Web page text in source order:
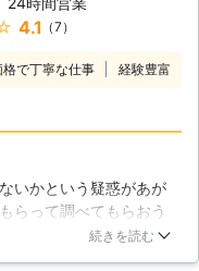
全滅させることが出来る
て工法を使い分けること
ます！】 弊社シロアリ
たサービスが大切になる
ます。そのため、関東全
おります。即日対応も可
除に迅速対応】 シロア
しでも早く対処すること
の集団で100万匹にのぼ
なことになってしまう前
を発見したら、すぐにで
連絡ください。親身にな
のらせていただきます。
4.1 （7）
格で丁寧な仕事 経験豊富
いかという疑惑があが
らって調べてもらおう
持っている人ばかりが
続きを読む